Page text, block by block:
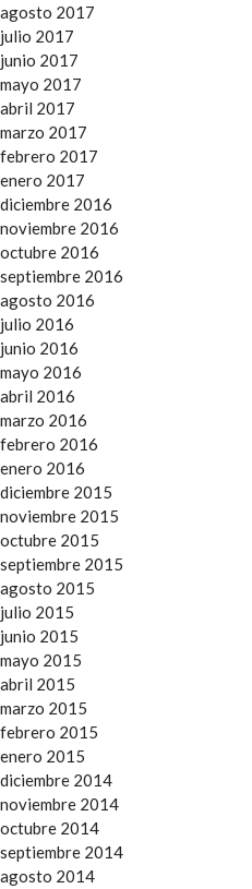
agosto 2017
julio 2017
junio 2017
mayo 2017
abril 2017
marzo 2017
febrero 2017
enero 2017
diciembre 2016
noviembre 2016
octubre 2016
septiembre 2016
agosto 2016
julio 2016
junio 2016
mayo 2016
abril 2016
marzo 2016
febrero 2016
enero 2016
diciembre 2015
noviembre 2015
octubre 2015
septiembre 2015
agosto 2015
julio 2015
junio 2015
mayo 2015
abril 2015
marzo 2015
febrero 2015
enero 2015
diciembre 2014
noviembre 2014
octubre 2014
septiembre 2014
agosto 2014